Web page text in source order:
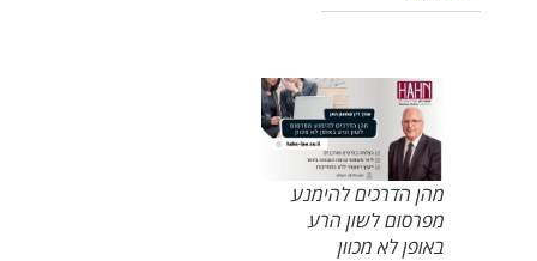
מהן הדרכים להימנע
מפרסום לשון הרע
באופן לא מכוון